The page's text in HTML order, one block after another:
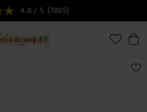
4.8 / 5 (7895)